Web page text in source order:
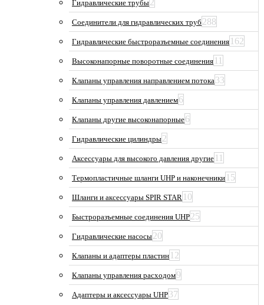
Гидравлические трубы2
Соединители для гидравлических труб 288
Гидравлические быстроразъемные соединения 162
Высоконапорные поворотные соединения 11
Клапаны управления направлением потока33
Клапаны управления давлением6
Клапаны другие высоконапорные6
Гидравлические цилиндры2
Аксессуары для высокого давления другие 11
Термопластичные шланги UHP и наконечники 15
Шланги и аксессуары SPIR STAR 10
Быстроразъемные соединения UHP25
Гидравлические насосы20
Клапаны и адаптеры пластин 12
Клапаны управления расходом9
Адаптеры и аксессуары UHP37